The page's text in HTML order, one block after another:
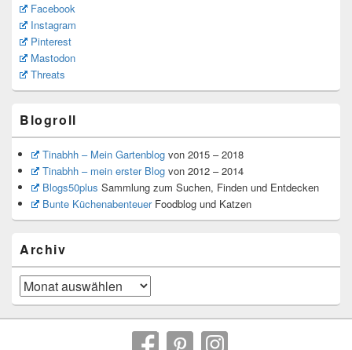
Facebook
Instagram
Pinterest
Mastodon
Threats
Blogroll
Tinabhh – Mein Gartenblogvon 2015 – 2018
Tinabhh – mein erster Blogvon 2012 – 2014
Blogs50plus Sammlung zum Suchen, Finden und Entdecken
Bunte KüchenabenteuerFoodblog und Katzen
Archiv
Archiv